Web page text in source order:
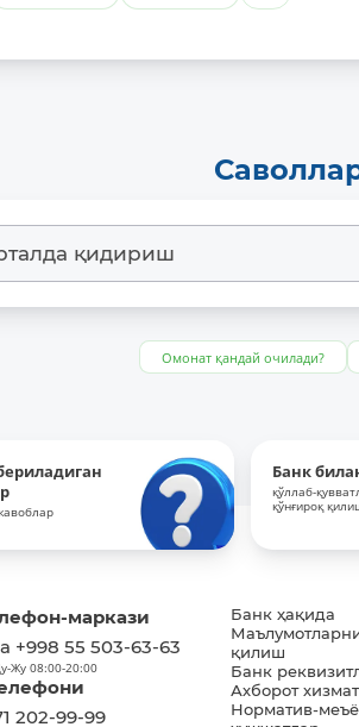
Омонат қандай очилади?
Банк
қўллаб-
қўнғироқ
маркази
+998 55 503-63-63
Жу 08:00-20:00
202-99-99
Банк ҳақида
қилиш
Банк
Ахборот
Норматив-